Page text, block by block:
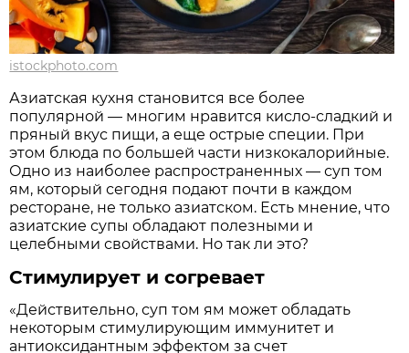
istockphoto.com
Азиатская кухня становится все более
популярной — многим нравится кисло-сладкий и
пряный вкус пищи, а еще острые специи. При
этом блюда по большей части низкокалорийные.
Одно из наиболее распространенных — суп том
ям, который сегодня подают почти в каждом
ресторане, не только азиатском. Есть мнение, что
азиатские супы обладают полезными и
целебными свойствами. Но так ли это?
Стимулирует и согревает
«Действительно, суп том ям может обладать
некоторым стимулирующим иммунитет и
антиоксидантным эффектом за счет